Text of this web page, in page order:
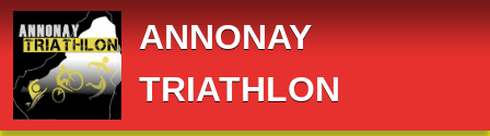
ANNONAY
TRIATHLON
Panneau de gestion des cookies